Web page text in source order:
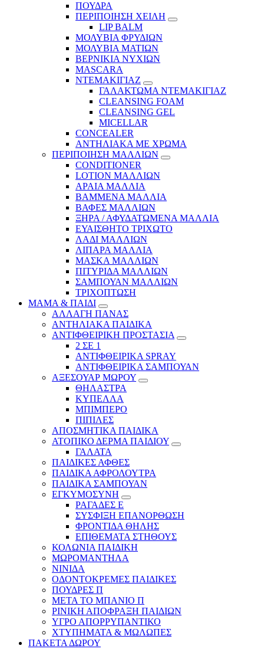
ΠΟΥΔΡΑ
ΠΕΡΙΠΟΙΗΣΗ ΧΕΙΛΗ
LIP BALM
ΜΟΛΥΒΙΑ ΦΡΥΔΙΩΝ
ΜΟΛΥΒΙΑ ΜΑΤΙΩΝ
ΒΕΡΝΙΚΙΑ ΝΥΧΙΩΝ
MASCARA
ΝΤΕΜΑΚΙΓΙΑΖ
ΓΑΛΑΚΤΩΜΑ ΝΤΕΜΑΚΙΓΙΑΖ
CLEANSING FOAM
CLEANSING GEL
MICELLAR
CONCEALER
ΑΝΤΗΛΙΑΚΑ ΜΕ ΧΡΩΜΑ
ΠΕΡΙΠΟΙΗΣΗ ΜΑΛΛΙΩΝ
CONDITIONER
LOTION ΜΑΛΛΙΩΝ
ΑΡΑΙΑ ΜΑΛΛΙΑ
ΒΑΜΜΕΝΑ ΜΑΛΛΙΑ
ΒΑΦΕΣ ΜΑΛΛΙΩΝ
ΞΗΡΑ / ΑΦΥΔΑΤΩΜΕΝΑ ΜΑΛΛΙΑ
ΕΥΑΙΣΘΗΤΟ ΤΡΙΧΩΤΟ
ΛΑΔΙ ΜΑΛΛΙΩΝ
ΛΙΠΑΡΑ ΜΑΛΛΙΑ
ΜΑΣΚΑ ΜΑΛΛΙΩΝ
ΠΙΤΥΡΙΔΑ ΜΑΛΛΙΩΝ
ΣΑΜΠΟΥΑΝ ΜΑΛΛΙΩΝ
ΤΡΙΧΟΠΤΩΣΗ
ΜΑΜΑ & ΠΑΙΔΙ
ΑΛΛΑΓΗ ΠΑΝΑΣ
ΑΝΤΗΛΙΑΚΑ ΠΑΙΔΙΚΑ
ΑΝΤΙΦΘΕΙΡΙΚΗ ΠΡΟΣΤΑΣΙΑ
2 ΣΕ 1
ΑΝΤΙΦΘΕΙΡΙΚΑ SPRAY
ΑΝΤΙΦΘΕΙΡΙΚΑ ΣΑΜΠΟΥΑΝ
ΑΞΕΣΟΥΑΡ ΜΩΡΟΥ
ΘΗΛΑΣΤΡΑ
ΚΥΠΕΛΛΑ
ΜΠΙΜΠΕΡΟ
ΠΙΠΙΛΕΣ
ΑΠΟΣΜΗΤΙΚΑ ΠΑΙΔΙΚΑ
ΑΤΟΠΙΚΟ ΔΕΡΜΑ ΠΑΙΔΙΟΥ
ΓΑΛΑΤΑ
ΠΑΙΔΙΚΕΣ ΑΦΘΕΣ
ΠΑΙΔΙΚΑ ΑΦΡΟΛΟΥΤΡΑ
ΠΑΙΔΙΚΑ ΣΑΜΠΟΥΑΝ
ΕΓΚΥΜΟΣΥΝΗ
ΡΑΓΑΔΕΣ Ε
ΣΥΣΦΙΞΗ ΕΠΑΝΟΡΘΩΣΗ
ΦΡΟΝΤΙΔΑ ΘΗΛΗΣ
ΕΠΙΘΕΜΑΤΑ ΣΤΗΘΟΥΣ
ΚΟΛΩΝΙΑ ΠΑΙΔΙΚΗ
ΜΩΡΟΜΑΝΤΗΛΑ
ΝΙΝΙΔΑ
ΟΔΟΝΤΟΚΡΕΜΕΣ ΠΑΙΔΙΚΕΣ
ΠΟΥΔΡΕΣ Π
ΜΕΤΑ ΤΟ ΜΠΑΝΙΟ Π
ΡΙΝΙΚΗ ΑΠΟΦΡΑΞΗ ΠΑΙΔΙΩΝ
ΥΓΡΟ ΑΠΟΡΡΥΠΑΝΤΙΚΟ
ΧΤΥΠΗΜΑΤΑ & ΜΩΛΩΠΕΣ
ΠΑΚΕΤΑ ΔΩΡΟΥ